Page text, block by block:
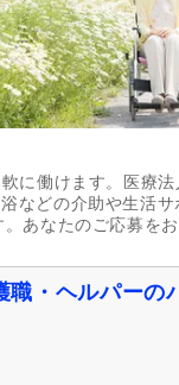
に働けます。医療法
などの介助や生活サ
あなたのご応募を
・ヘルパーの